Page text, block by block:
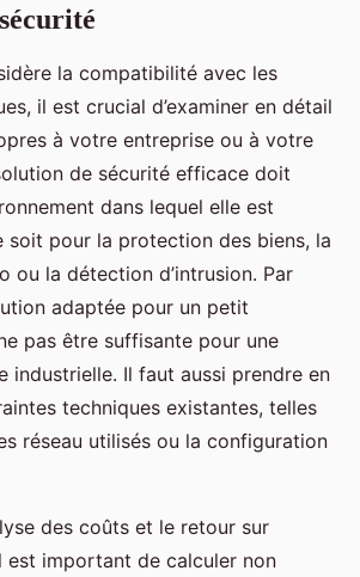
la compatibilité avec les
il est crucial d’examiner en détail
à votre entreprise ou à votre
de sécurité efficace doit
dans lequel elle est
soit pour la protection des biens, la
ou la détection d’intrusion. Par
adaptée pour un petit
pas être suffisante pour une
industrielle. Il faut aussi prendre en
techniques existantes, telles
réseau utilisés ou la configuration
des coûts et le retour sur
est important de calculer non